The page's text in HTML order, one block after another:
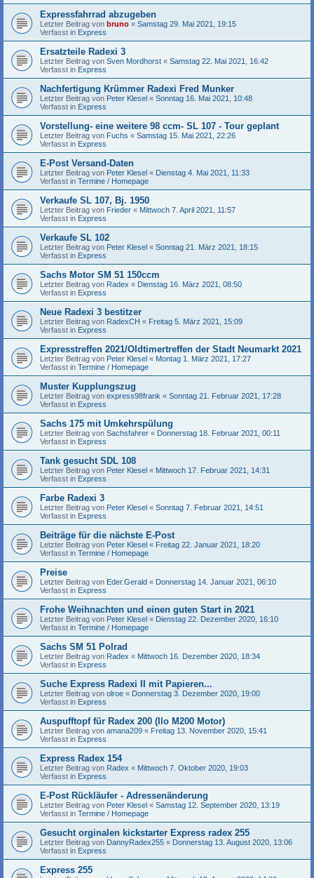
Expressfahrrad abzugeben
Letzter Beitrag von bruno « Samstag 29. Mai 2021, 19:15
Verfasst in Express
Ersatzteile Radexi 3
Letzter Beitrag von Sven Mordhorst « Samstag 22. Mai 2021, 16:42
Verfasst in Express
Nachfertigung Krümmer Radexi Fred Munker
Letzter Beitrag von Peter Klesel « Sonntag 16. Mai 2021, 10:48
Verfasst in Express
Vorstellung- eine weitere 98 ccm- SL 107 - Tour geplant
Letzter Beitrag von Fuchs « Samstag 15. Mai 2021, 22:26
Verfasst in Express
E-Post Versand-Daten
Letzter Beitrag von Peter Klesel « Dienstag 4. Mai 2021, 11:33
Verfasst in Termine / Homepage
Verkaufe SL 107, Bj. 1950
Letzter Beitrag von Frieder « Mittwoch 7. April 2021, 11:57
Verfasst in Express
Verkaufe SL 102
Letzter Beitrag von Peter Klesel « Sonntag 21. März 2021, 18:15
Verfasst in Express
Sachs Motor SM 51 150ccm
Letzter Beitrag von Radex « Dienstag 16. März 2021, 08:50
Verfasst in Express
Neue Radexi 3 bestitzer
Letzter Beitrag von RadexCH « Freitag 5. März 2021, 15:09
Verfasst in Express
Expresstreffen 2021/Oldtimertreffen der Stadt Neumarkt 2021
Letzter Beitrag von Peter Klesel « Montag 1. März 2021, 17:27
Verfasst in Termine / Homepage
Muster Kupplungszug
Letzter Beitrag von express98frank « Sonntag 21. Februar 2021, 17:28
Verfasst in Express
Sachs 175 mit Umkehrspülung
Letzter Beitrag von Sachsfahrer « Donnerstag 18. Februar 2021, 00:11
Verfasst in Express
Tank gesucht SDL 108
Letzter Beitrag von Peter Klesel « Mittwoch 17. Februar 2021, 14:31
Verfasst in Express
Farbe Radexi 3
Letzter Beitrag von Peter Klesel « Sonntag 7. Februar 2021, 14:51
Verfasst in Express
Beiträge für die nächste E-Post
Letzter Beitrag von Peter Klesel « Freitag 22. Januar 2021, 18:20
Verfasst in Termine / Homepage
Preise
Letzter Beitrag von Eder.Gerald « Donnerstag 14. Januar 2021, 06:10
Verfasst in Express
Frohe Weihnachten und einen guten Start in 2021
Letzter Beitrag von Peter Klesel « Dienstag 22. Dezember 2020, 16:10
Verfasst in Termine / Homepage
Sachs SM 51 Polrad
Letzter Beitrag von Radex « Mittwoch 16. Dezember 2020, 18:34
Verfasst in Express
Suche Express Radexi II mit Papieren...
Letzter Beitrag von olroe « Donnerstag 3. Dezember 2020, 19:00
Verfasst in Express
Auspufftopf für Radex 200 (Ilo M200 Motor)
Letzter Beitrag von amana209 « Freitag 13. November 2020, 15:41
Verfasst in Express
Express Radex 154
Letzter Beitrag von Radex « Mittwoch 7. Oktober 2020, 19:03
Verfasst in Express
E-Post Rückläufer - Adressenänderung
Letzter Beitrag von Peter Klesel « Samstag 12. September 2020, 13:19
Verfasst in Termine / Homepage
Gesucht orginalen kickstarter Express radex 255
Letzter Beitrag von DannyRadex255 « Donnerstag 13. August 2020, 13:06
Verfasst in Express
Express 255